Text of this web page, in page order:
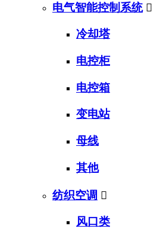
电气智能控制系统 
冷却塔
电控柜
电控箱
变电站
母线
其他
纺织空调 
风口类